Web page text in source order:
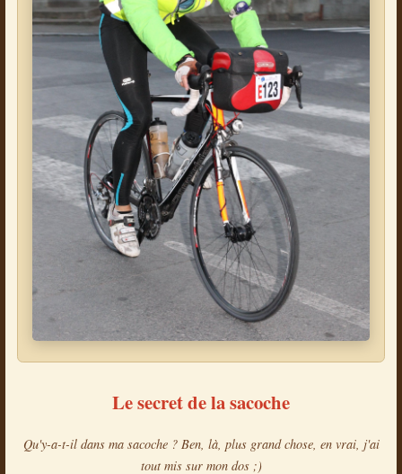
Le secret de la sacoche
Qu'y-a-t-il dans ma sacoche ? Ben, là, plus grand chose, en vrai, j'ai
tout mis sur mon dos ;)